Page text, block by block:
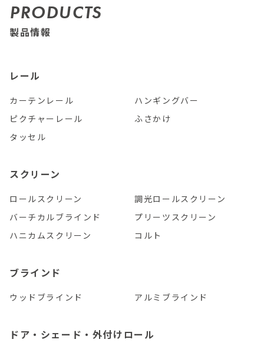
PRODUCTS
製品情報
レール
カーテンレール
ハンギングバー
ピクチャーレール
ふさかけ
タッセル
スクリーン
ロールスクリーン
調光ロールスクリーン
バーチカルブラインド
プリーツスクリーン
ハニカムスクリーン
コルト
ブラインド
ウッドブラインド アルミブラインド
ドア・シェード・外付けロール